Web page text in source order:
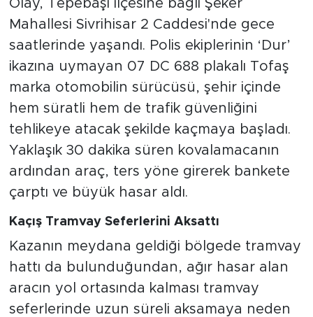
Olay, Tepebaşı ilçesine bağlı Şeker
Mahallesi Sivrihisar 2 Caddesi'nde gece
saatlerinde yaşandı. Polis ekiplerinin ‘Dur’
ikazına uymayan 07 DC 688 plakalı Tofaş
marka otomobilin sürücüsü, şehir içinde
hem süratli hem de trafik güvenliğini
tehlikeye atacak şekilde kaçmaya başladı.
Yaklaşık 30 dakika süren kovalamacanın
ardından araç, ters yöne girerek bankete
çarptı ve büyük hasar aldı.
Kaçış Tramvay Seferlerini Aksattı
Kazanın meydana geldiği bölgede tramvay
hattı da bulunduğundan, ağır hasar alan
aracın yol ortasında kalması tramvay
seferlerinde uzun süreli aksamaya neden